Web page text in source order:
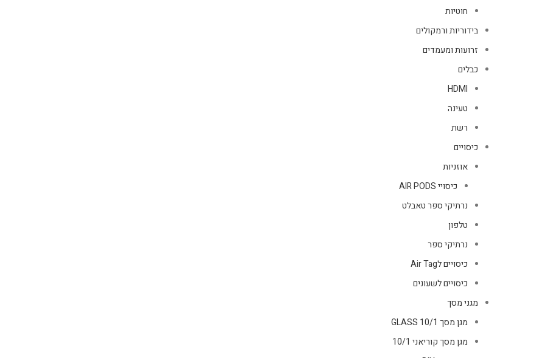
חוטיות
בידוריות ורמקולים
זרועות ומעמדים
כבלים
HDMI
טעינה
רשת
כיסויים
אוזניות
כיסויי AIR PODS
נרתיקי ספר טאבלט
טלפון
נרתיקי ספר
כיסויים לAir Tag
כיסויים לשעונים
מגני מסך
מגן מסך GLASS 10/1
מגן מסך קוריאני 10/1